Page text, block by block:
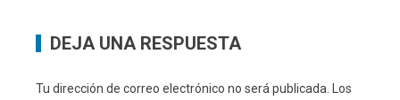
DEJA UNA RESPUESTA
Tu dirección de correo electrónico no será publicada. Los